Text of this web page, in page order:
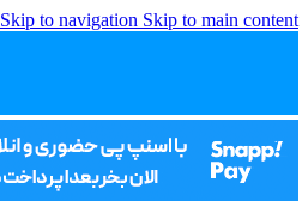
Skip to navigation Skip to main content